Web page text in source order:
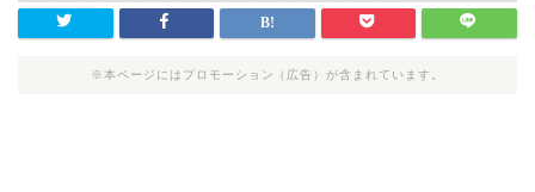
※本ページにはプロモーション（広告）が含まれています。